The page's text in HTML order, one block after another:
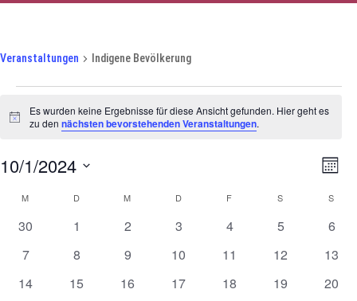
Veranstaltungen Indigene Bevölkerung
Hinweis
Es wurden keine Ergebnisse für diese Ansicht gefunden. Hier geht es
zu den nächsten bevorstehenden Veranstaltungen.
10/1/2024
Kalender
von
M DDIENSTAG M MITTWOCHDDONNERSTAG
F S S
0
30
0
1
0
2
0
3
0
4
0
5
0
6
0
7
0
8
0
9
0
10
0
11
0
12
0
13
0
14
0
15
0
16
0
17
0
18
0
19
0
20